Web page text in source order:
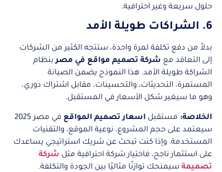
حلول سريعة وغير احترافية.
6. الشراكات طويلة الأمد
بدلاً من دفع تكلفة لمرة واحدة، ستتجه الكثير من الشركات
إلى التعاقد مع شركة تصميم مواقع في مصربنظام
الشراكة طويلة الأمد. هذا النموذج يضمن الصيانة
المستمرة، التحديثات، والتحسينات، مقابل اشتراك دوري،
وهو ما سيغير شكل الأسعار في المستقبل.
الخلاصة: مستقبل اسعار تصميم المواقع
في مصر 2025
سيعتمد على حجم المشروع، نوعية الموقع، والتقنيات
المستخدمة. وإذا كنت تبحث عن شريك استراتيجي يساعدك
على استثمار ناجح، فاختيار شركة احترافية مثل شركة
تصميمة سيمنحك توازنًا مثاليًا بين الجودة والتكلفة.